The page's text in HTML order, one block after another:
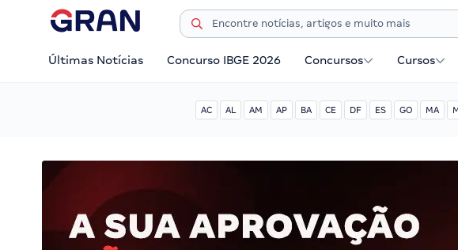
Últimas Notícias Concurso IBGE 2026 Concursos Cursos
AC AL AM AP BA CE DF ES GO MA